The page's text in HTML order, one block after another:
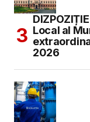
Local al
2026